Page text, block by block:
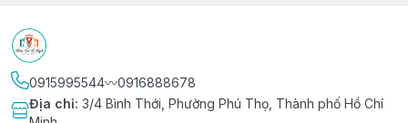
0915995544〰️0916888678
Địa chỉ: 3/4 Bình Thới, Phường Phú Thọ, Thành phố Hồ Chí